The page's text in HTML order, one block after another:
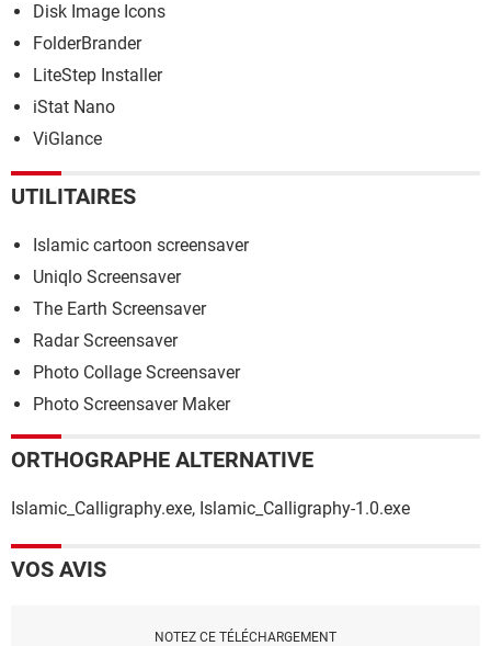
Disk Image Icons
FolderBrander
LiteStep Installer
iStat Nano
ViGlance
UTILITAIRES
Islamic cartoon screensaver
Uniqlo Screensaver
The Earth Screensaver
Radar Screensaver
Photo Collage Screensaver
Photo Screensaver Maker
ORTHOGRAPHE ALTERNATIVE
Islamic_Calligraphy.exe, Islamic_Calligraphy-1.0.exe
VOS AVIS
NOTEZ CE TÉLÉCHARGEMENT